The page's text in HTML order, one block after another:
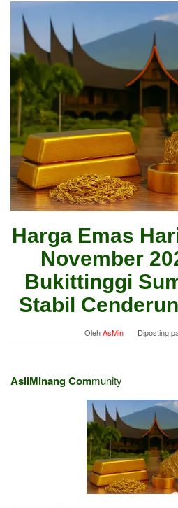
Harga Emas
November
Bukittinggi
Stabil
OlehAsMin Diposting
AsliMinang Community